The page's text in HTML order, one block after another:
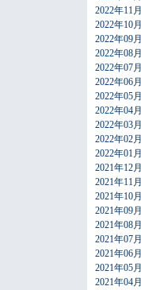
2022年11月
2022年10月
2022年09月
2022年08月
2022年07月
2022年06月
2022年05月
2022年04月
2022年03月
2022年02月
2022年01月
2021年12月
2021年11月
2021年10月
2021年09月
2021年08月
2021年07月
2021年06月
2021年05月
2021年04月